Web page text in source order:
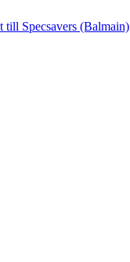
till Specsavers (Balmain)